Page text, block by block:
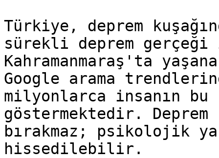
Türkiye, deprem
sürekli deprem
Kahramanmaraş'ta
Google arama
milyonlarca insanın bu
göstermektedir.
bırakmaz; psikolojik
hissedilebilir.